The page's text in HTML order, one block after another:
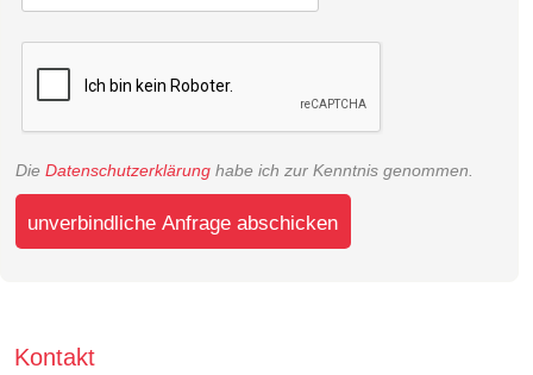
Die Datenschutzerklärung habe ich zur Kenntnis genommen.
unverbindliche Anfrage abschicken
Kontakt